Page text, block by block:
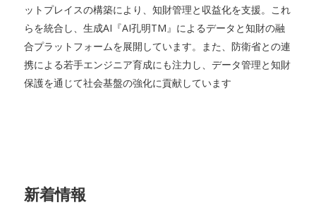
ットプレイスの構築により、知財管理と収益化を支援。これ
らを統合し、生成AI『AI孔明TM』によるデータと知財の融
合プラットフォームを展開しています。また、防衛省との連
携による若手エンジニア育成にも注力し、データ管理と知財
保護を通じて社会基盤の強化に貢献しています
新着情報